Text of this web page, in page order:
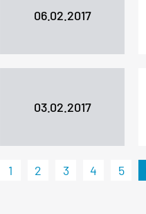
06.02.2017
03.02.2017
1 2 3 4 5